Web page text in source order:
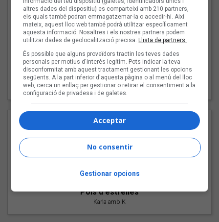
"Les cabres"
94 Rules amb Compte
"Pols d'estrelles"
Karla amb K
altres dades del dispositiu) es comparteixi amb 210 partners,
els quals també podran emmagatzemar-la o accedir-hi. Així
mateix, aquest lloc web també podrà utilitzar específicament
aquesta informació. Nosaltres i els nostres partners podem
utilitzar dades de geolocalització precisa.Llista de partners.
És possible que alguns proveïdors tractin les teves dades
personals per motius d'interès legítim. Pots indicar la teva
disconformitat amb aquest tractament gestionant les opcions
següents. A la part inferior d'aquesta pàgina o al menú del lloc
web, cerca un enllaç per gestionar o retirar el consentiment a la
configuració de privadesa i de galetes.
Acceptar
No consentir
Gestionar opcions